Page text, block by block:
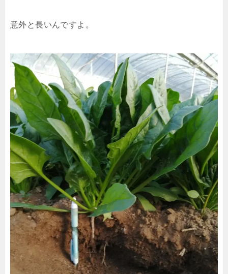
意外と長いんですよ。